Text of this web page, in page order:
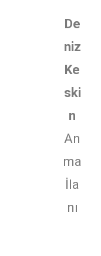
De
niz
Ke
ski
n
An
ma
İla
nı